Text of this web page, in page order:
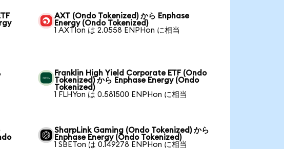
AXT (Ondo Tokenized) から Enphase
Energy (Ondo Tokenized)
1 AXTIon は 2.0558 ENPHon に相当
Franklin High Yield Corporate ETF (Ondo
Tokenized) から Enphase Energy (Ondo
Tokenized)
1 FLHYon は 0.581500 ENPHon に相当
SharpLink Gaming (Ondo Tokenized) から
Enphase Energy (Ondo Tokenized)
1 SBETon は 0.149278 ENPHon に相当